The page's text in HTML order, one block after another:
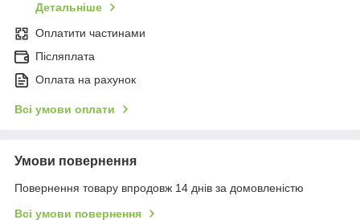
Детальніше
Оплатити частинами
Післяплата
Оплата на рахунок
Всі умови оплати
Умови повернення
Повернення товару впродовж 14 днів за домовленістю
Всі умови повернення